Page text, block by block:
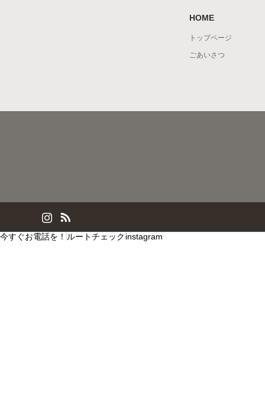
HOME
トップページ
ごあいさつ
今すぐお電話を！ ルートチェック instagram